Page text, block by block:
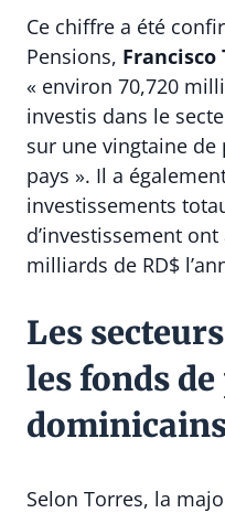
Ce chiffre a été
Pensions, Francisco
« environ 70,720
investis dans le
sur une vingtaine
pays ». Il a
investissements
d’investissement
milliards de RD$
Les
les fonds
Selon Torres, la